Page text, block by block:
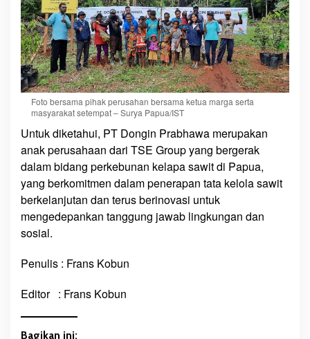
Foto bersama pihak perusahan bersama ketua marga serta
masyarakat setempat – Surya Papua/IST
Untuk diketahui, PT Dongin Prabhawa merupakan
anak perusahaan dari TSE Group yang bergerak
dalam bidang perkebunan kelapa sawit di Papua,
yang berkomitmen dalam penerapan tata kelola sawit
berkelanjutan dan terus berinovasi untuk
mengedepankan tanggung jawab lingkungan dan
sosial.
Penulis : Frans Kobun
Editor : Frans Kobun
Bagikan ini: